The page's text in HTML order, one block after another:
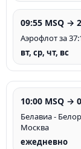
09:55 MSQ →
Аэрофлот за
вт, ср, чт, вс
10:00 MSQ →
Белавиа -
Москва
ежедневно